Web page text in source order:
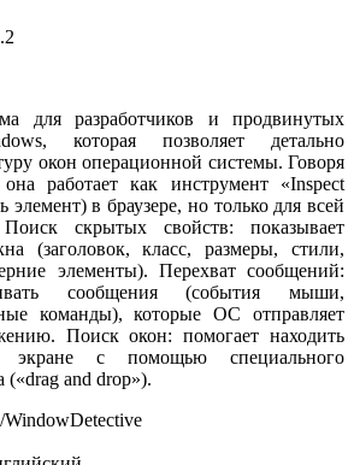
для разработчиков и продвинутых
которая позволяет детально
окон операционной системы. Говоря
работает как инструмент «Inspect
элемент) в браузере, но только для всей
скрытых свойств: показывает
(заголовок, класс, размеры, стили,
элементы). Перехват сообщений:
сообщения (события мыши,
команды), которые ОС отправляет
Поиск окон: помогает находить
с помощью специального
(«drag and drop»).